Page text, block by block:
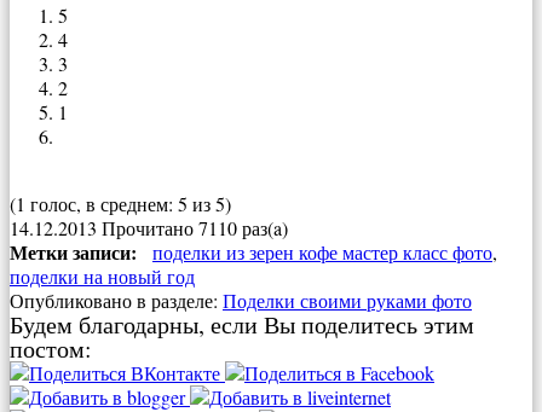
5
4
3
2
1
(1 голос, в среднем: 5 из 5)
14.12.2013 Прочитано 7110 раз(a)
Метки записи: поделки из зерен кофе мастер класс фото,
поделки на новый год
Опубликовано в разделе: Поделки своими руками фото
Будем благодарны, если Вы поделитесь этим
постом: